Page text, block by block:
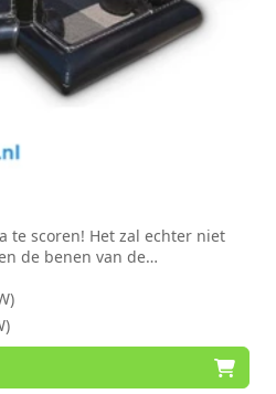
te scoren! Het zal echter niet
de benen van de
niet? Dan kun je altijd nog
punt te scoren. Erg leuk om
te spelen. De pannakooi
bal slim via de wanden
de tegenstander moeite kost